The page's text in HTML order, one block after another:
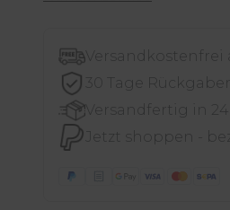
Versandkostenfrei
30 Tage
Versandfertig in
Jetzt shoppen -